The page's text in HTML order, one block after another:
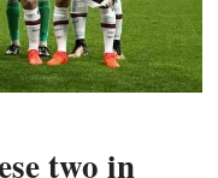
two in